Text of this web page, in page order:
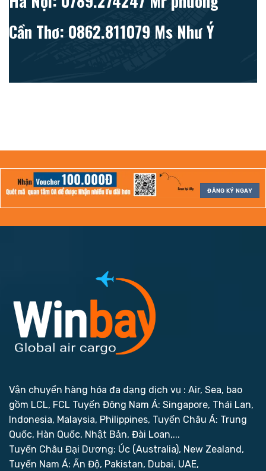
Cần Thơ: 0862.811079 Ms Như Ý
ĐĂNG KÝ NGAY
Vận chuyển hàng hóa đa dạng dịch vụ : Air, Sea, bao
gồm LCL, FCL Tuyến Đông Nam Á: Singapore, Thái Lan,
Indonesia, Malaysia, Philippines, Tuyến Châu Á: Trung
Quốc, Hàn Quốc, Nhật Bản, Đài Loan,...
Tuyến Châu Đại Dương: Úc (Australia), New Zealand,
Tuyến Nam Á: Ấn Độ, Pakistan, Dubai, UAE,